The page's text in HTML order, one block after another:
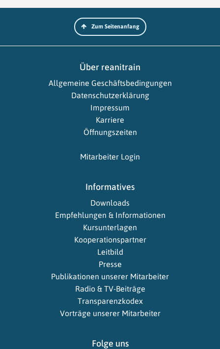
Zum Seitenanfang
Über reanitrain
Allgemeine Geschäftsbedingungen
Datenschutzerklärung
Impressum
Karriere
Öffnungszeiten
Mitarbeiter Login
Informatives
Downloads
Empfehlungen & Informationen
Kursunterlagen
Kooperationspartner
Leitbild
Presse
Publikationen unserer Mitarbeiter
Radio & TV-Beiträge
Transparenzkodex
Vorträge unserer Mitarbeiter
Folge uns